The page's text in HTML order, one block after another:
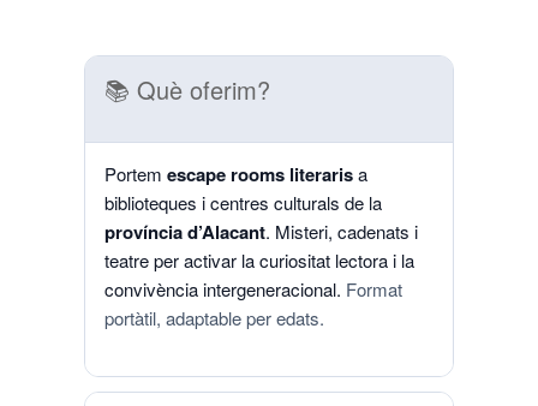
📚 Què oferim?
Portem escape rooms literarisa
biblioteques i centres culturals de la
província d’Alacant. Misteri, cadenats i
teatre per activar la curiositat lectora i la
convivència intergeneracional. Format
portàtil, adaptable per edats.